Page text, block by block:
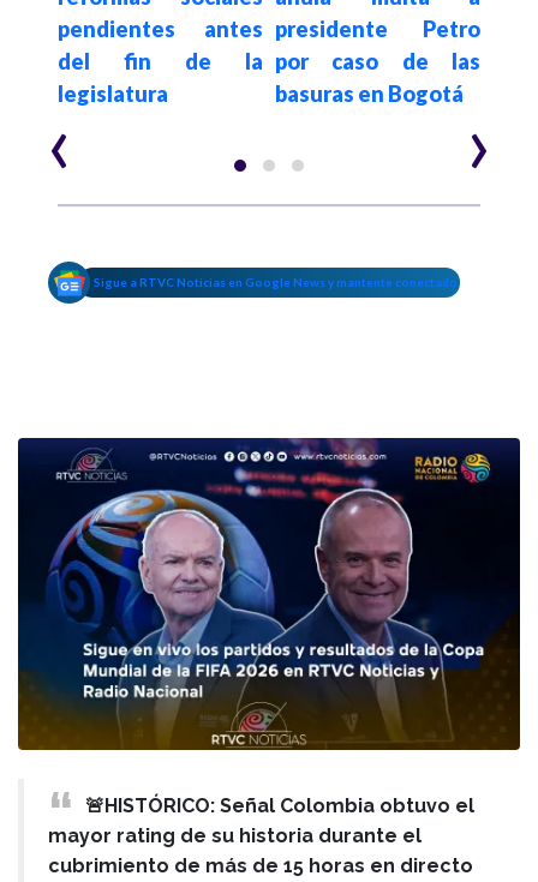
pendientes antes
del fin de la
legislatura
presidente Petro
por caso de las
basuras en Bogotá
‹ ›
Sigue a RTVC Noticias en Google News y mantente conectado
🚨HISTÓRICO: Señal Colombia obtuvo el
mayor rating de su historia durante el
cubrimiento de más de 15 horas en directo